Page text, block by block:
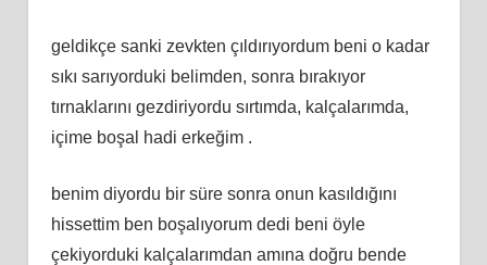
geldikçe sanki zevkten çıldırıyordum beni o kadar
sıkı sarıyorduki belimden, sonra bırakıyor
tırnaklarını gezdiriyordu sırtımda, kalçalarımda,
içime boşal hadi erkeğim .
benim diyordu bir süre sonra onun kasıldığını
hissettim ben boşalıyorum dedi beni öyle
çekiyorduki kalçalarımdan amına doğru bende